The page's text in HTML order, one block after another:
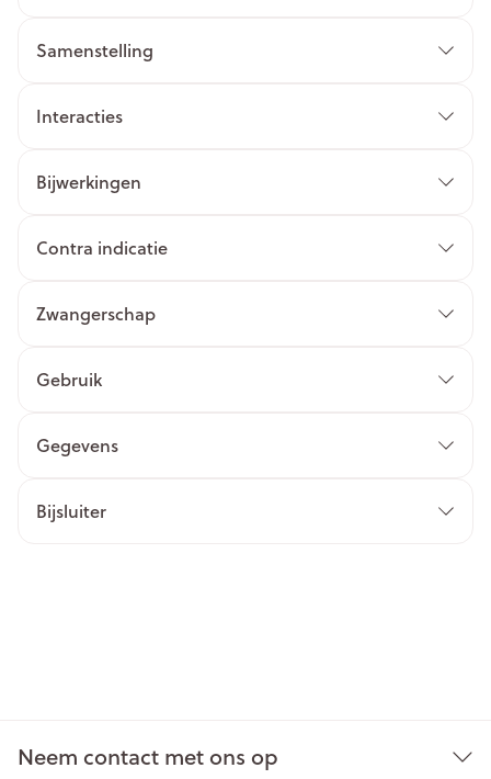
Samenstelling
Interacties
Bijwerkingen
Contra indicatie
Zwangerschap
Gebruik
Gegevens
Bijsluiter
Neem contact met ons op